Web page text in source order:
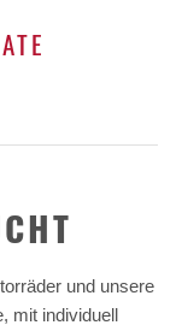
und unsere
mit individuell